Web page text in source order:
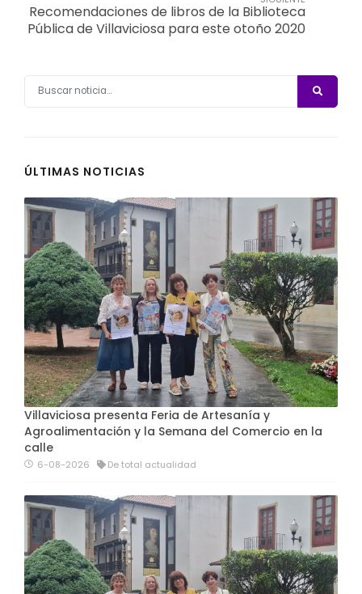
Recomendaciones de libros de la Biblioteca
Pública de Villaviciosa para este otoño 2020
ÚLTIMAS NOTICIAS
Villaviciosa presenta Feria de Artesanía y
Agroalimentación y la Semana del Comercio en la
calle
6-08-2026 De total actualidad